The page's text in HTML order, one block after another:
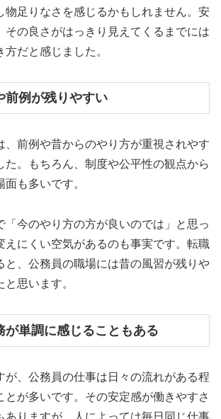
物足りなさを感じるかもしれません。安
その良さがはっきり見えてくるまでには
だと感じました。
前例が残りやすい
、前例や昔からのやり方が重視されやす
た。もちろん、制度や公平性の観点から
も多いです。
「今のやり方の方が良いのでは」と思っ
えにくい空気があるのも事実です。転職
と、公務員の職場には昔の風習が残りや
思います。
が単調に感じることもある
が、公務員の仕事は日々の流れがある程
とが多いです。その安定感が働きやすさ
ありますが、人によっては毎日同じ仕事